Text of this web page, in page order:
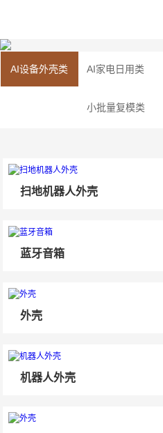
AI设备外壳类 AI家电日用类
小批量复模类
扫地机器人外壳
蓝牙音箱
外壳
机器人外壳